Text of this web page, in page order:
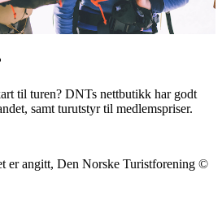
til turen? DNTs nettbutikk har godt
samt turutstyr til medlemspriser.
er angitt, Den Norske Turistforening ©